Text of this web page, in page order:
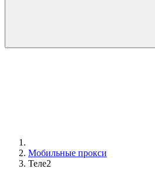
Мобильные прокси
Теле2